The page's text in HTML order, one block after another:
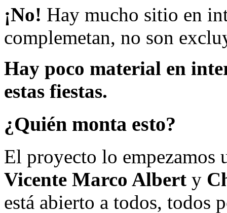
¡No! Hay mucho sitio en
complemetan, no son
Hay poco material en
estas fiestas.
¿Quién monta esto?
El proyecto lo empezamos
Vicente Marco Albert y
está abierto a todos, todos